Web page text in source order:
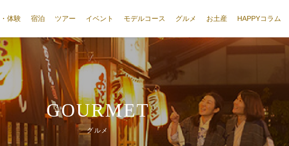
体験 宿泊 ツアー イベント モデルコース グルメ お土産 HAPPYコラム
GOURMET
グルメ